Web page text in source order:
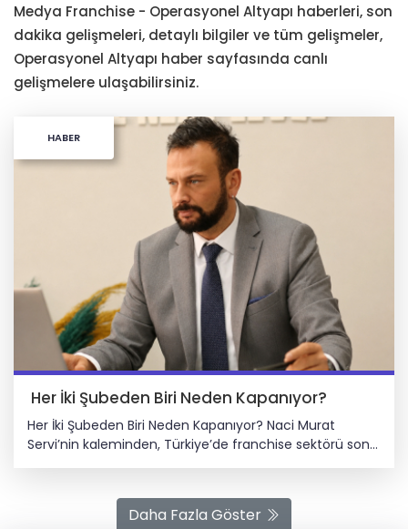
Medya Franchise - Operasyonel Altyapı haberleri, son
dakika gelişmeleri, detaylı bilgiler ve tüm gelişmeler,
Operasyonel Altyapı haber sayfasında canlı
gelişmelere ulaşabilirsiniz.
HABER
Her İki Şubeden Biri Neden Kapanıyor?
Her İki Şubeden Biri Neden Kapanıyor? Naci Murat
Servi’nin kaleminden, Türkiye’de franchise sektörü son
yıllarda ciddi bir büyüme ivmesi yakaladı. Gıda, kahve,
marka, yatırımcılarla buluşarak yeni şubeler açıyor.
Ancak bu büyümenin arka planında çoğu zaman
Daha Fazla Göster